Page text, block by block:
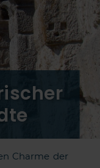
Charme der